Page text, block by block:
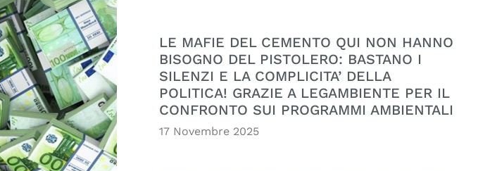
LE MAFIE DEL CEMENTO QUI NON HANNO
BISOGNO DEL PISTOLERO: BASTANO I
SILENZI E LA COMPLICITA’ DELLA
POLITICA! GRAZIE A LEGAMBIENTE PER IL
CONFRONTO SUI PROGRAMMI AMBIENTALI
17 Novembre 2025